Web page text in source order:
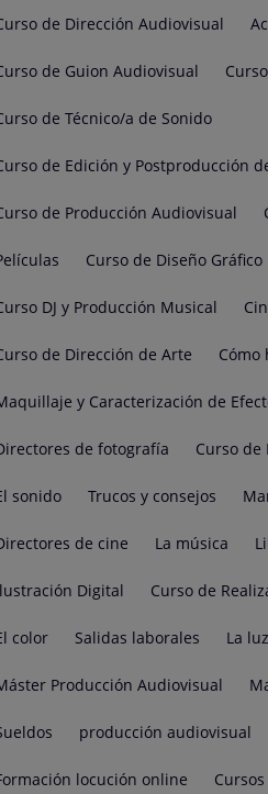
de Dirección Audiovisual
de Guion Audiovisual
de Técnico/a de Sonido
de Edición y Postproducción
de Producción Audiovisual
Curso de Diseño Gráfico
DJ y Producción Musical
de Dirección de Arte Cómo
y Caracterización de
de fotografía Curso de
sonido Trucos y consejos
de cine La música
Digital Curso de
color Salidas laborales La luz
Producción Audiovisual
producción audiovisual
locución online